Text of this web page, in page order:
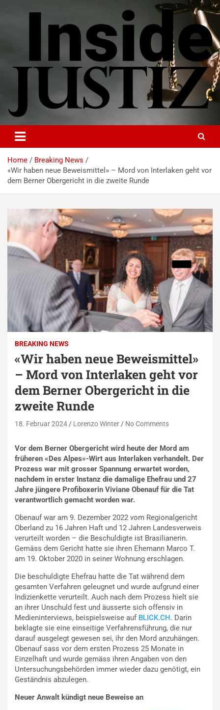
INSIDE-JUSTIZ
Home
Breaking News
«Wir haben neue Beweismittel» – Mord von Interlaken geht vor
dem Berner Obergericht in die zweite Runde
BREAKING NEWS
«Wir haben neue Beweismittel»
– Mord von Interlaken geht vor
dem Berner Obergericht in die
zweite Runde
18. Februar 2024 Lorenzo Winter No Comments
Vor dem Berner Obergericht wird heute der Mord am
früheren «Des Alpes»-Wirt aus Interlaken verhandelt. Der
Prozess war mit grosser Spannung erwartet worden,
nachdem in erster Instanz die damalige Ehefrau und 27
Jahre jüngere Profiboxerin Viviane Obenauf für die Tat
verantwortlich gemacht worden war.
Obenauf war am 9. Dezember 2022 vom Regionalgericht
Oberland zu 16 Jahren Haft und 12 Jahren Landesverweis
verurteilt worden – die Beschuldigte ist Brasilianerin.
Gemäss dem Gericht hatte sie ihren Ehemann Marco T.
am 19. Oktober 2020 in seiner Wohnung erschlagen.
Die beschuldigte Ehefrau hatte die Tat während dem
gesamten Verfahren geleugnet und wurde aufgrund einer
Indizienkette verurteilt. Auch nach dem Prozess hielt sie
an ihrer Unschuld fest und äusserte sich offensiv in
Medieninterviews, beispielsweise auf BLICK.CH. Darin
beklagte sie eine einseitige Verfahrensführung, die nur
darauf ausgelegt gewesen sei, ihr den Mord anzuhängen.
Obenauf sass vor dem ersten Prozess 25 Monate in
Einzelhaft und wurde gemäss ihren Angaben von den
Untersuchungsbehörden immer wieder dazu genötigt, ein
Geständnis abzulegen.
Neuer Anwalt kündigt neue Beweise an